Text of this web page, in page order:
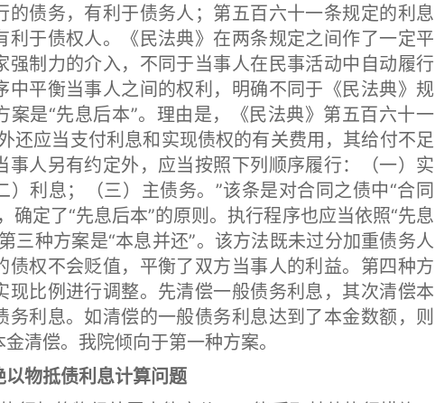
的债务，有利于债务人；第五百六十一条规定的利息
利于债权人。《民法典》在两条规定之间作了一定平
强制力的介入，不同于当事人在民事活动中自动履行
中平衡当事人之间的权利，明确不同于《民法典》规
案是“先息后本”。理由是，《民法典》第五百六十一
还应当支付利息和实现债权的有关费用，其给付不足
事人另有约定外，应当按照下列顺序履行：（一）实
）利息；（三）主债务。”该条是对合同之债中“合同
确定了“先息后本”的原则。执行程序也应当依照“先息
三种方案是“本息并还”。该方法既未过分加重债务人
债权不会贬值，平衡了双方当事人的利益。第四种方
现比例进行调整。先清偿一般债务利息，其次清偿本
务利息。如清偿的一般债务利息达到了本金数额，则
清偿。我院倾向于第一种方案。
物抵债利息计算问题